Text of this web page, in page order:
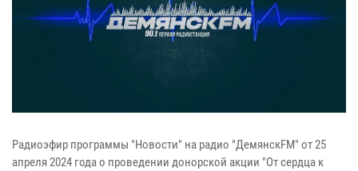
Радиоэфир программы "Новости" на радио "ДемянскFM" от 25
апреля 2024 года о проведении донорской акции "От сердца к